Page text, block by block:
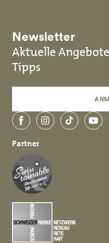
Newsletter
Aktuelle
Tipps
FacebookInstagramTikTok
Partner